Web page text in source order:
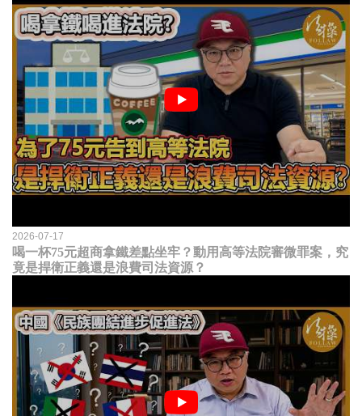
2026-07-17
喝一杯75元超商拿鐵差點坐牢？動用高等法院審微罪案，究
竟是捍衛正義還是浪費司法資源？